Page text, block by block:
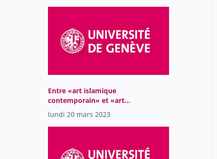
Entre «art islamique
contemporain» et «art
arabe moderne»: les
artistes du monde arabe
sur la scène artistique
lundi 20 mars 2023